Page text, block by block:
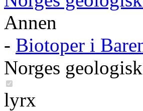
Annen
- Biotoper i
Norges
lyrx